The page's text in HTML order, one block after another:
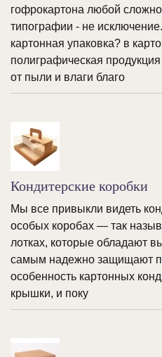
гофрокартона любой
типографии - не
картонная упаковка? в
полиграфическая
от пыли и влаги благо
Кондитерские коробки
Мы все привыкли видеть
особых коробах — так
лотках, которые обладают
самым надежно защищают
особенность картонных
крышки, и поку